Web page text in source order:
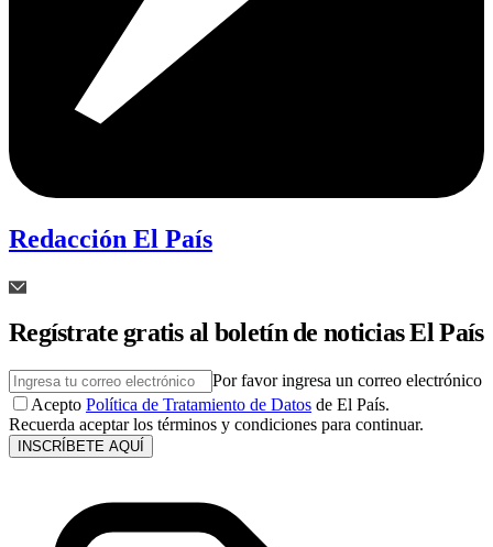
Redacción El País
Regístrate gratis al boletín de noticias El País
Por favor ingresa un correo electrónico
Acepto Política de Tratamiento de Datos de El País.
Recuerda aceptar los términos y condiciones para continuar.
INSCRÍBETE AQUÍ